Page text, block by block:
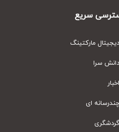
سریع
مارکتینگ
سرا
ای